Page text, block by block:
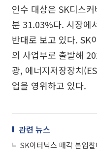
인수 대상은 SK디스
분 31.03%다. 시장에
반대로 보고 있다. SK
의 사업부로 출발해
광, 에너지저장장치
업을 영위하고 있다.
관련 뉴스